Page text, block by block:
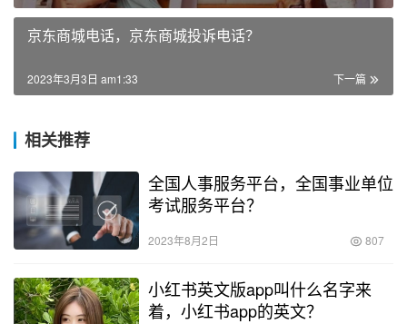
京东商城电话，京东商城投诉电话？
下一篇
2023年3月3日 am1:33
相关推荐
全国人事服务平台，全国事业单位
考试服务平台？
2023年8月2日 807
小红书英文版app叫什么名字来
着，小红书app的英文？